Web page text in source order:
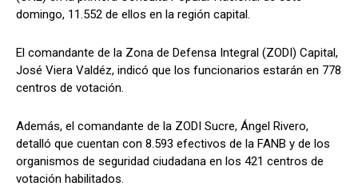
domingo, 11.552 de ellos en la región capital.
El comandante de la Zona de Defensa Integral (ZODI) Capital,
José Viera Valdéz, indicó que los funcionarios estarán en 778
centros de votación.
Además, el comandante de la ZODI Sucre, Ángel Rivero,
detalló que cuentan con 8.593 efectivos de la FANB y de los
organismos de seguridad ciudadana en los 421 centros de
votación habilitados.